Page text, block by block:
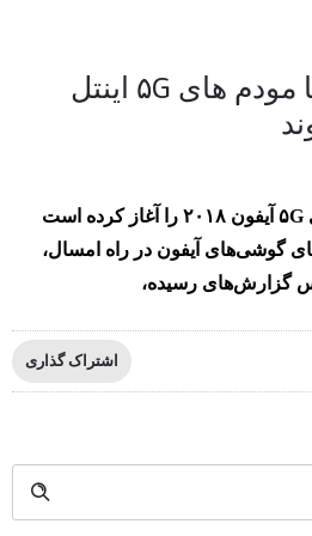
آیفون های ۲۰۱۸ با مودم های ۵G اینتل
کمپانی اینتل تولید مودم های ۵G آیفون ۲۰۱۸ را آغاز کرده است
گوشی‌های آیفون در راه امسال،
گزارش‌های رسیده،
اشتراک گذاری